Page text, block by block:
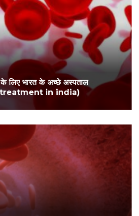
लिए भारत के अच्छे अस्पताल
in india)